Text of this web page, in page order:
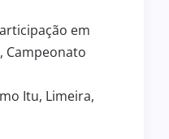
em
Campeonato
Itu, Limeira,
2 de julho de 2026
0 KM PARA
INFRAESTRUTURA